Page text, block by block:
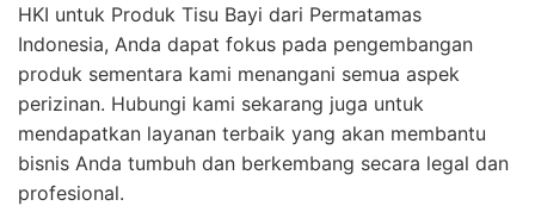
HKI untuk Produk Tisu Bayi dari Permatamas
Indonesia, Anda dapat fokus pada pengembangan
produk sementara kami menangani semua aspek
perizinan. Hubungi kami sekarang juga untuk
mendapatkan layanan terbaik yang akan membantu
bisnis Anda tumbuh dan berkembang secara legal dan
profesional.